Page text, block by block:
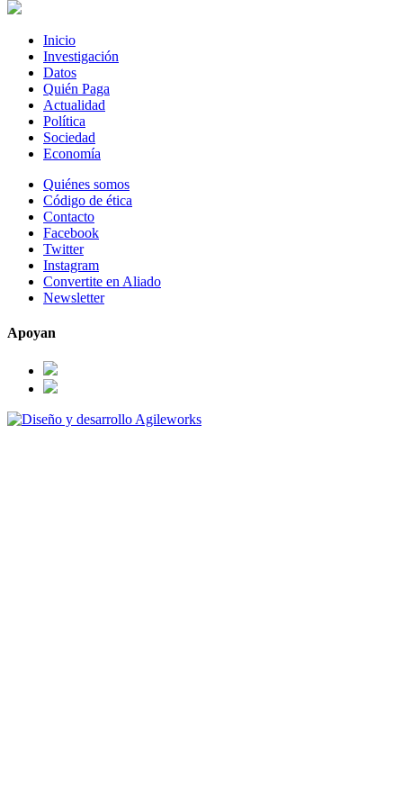
Inicio
Investigación
Datos
Quién Paga
Actualidad
Política
Sociedad
Economía
Quiénes somos
Código de ética
Contacto
Facebook
Twitter
Instagram
Convertite en Aliado
Newsletter
Apoyan